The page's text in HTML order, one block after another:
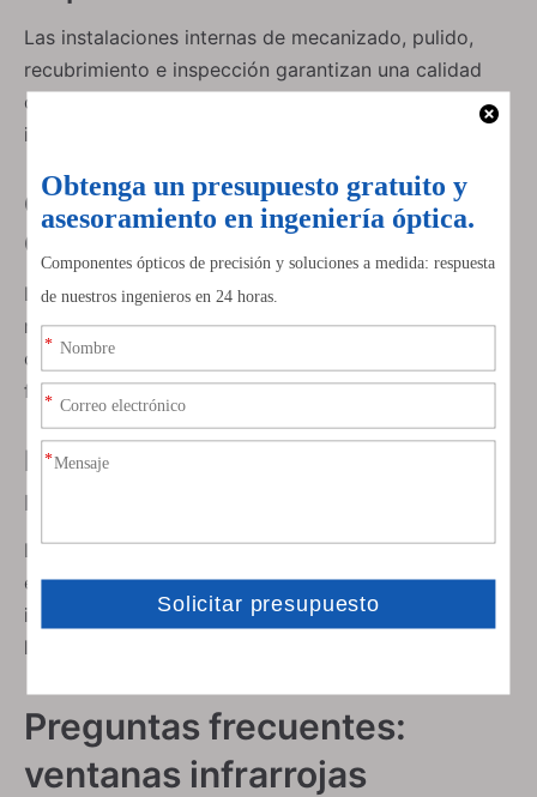
Las instalaciones internas de mecanizado, pulido,
recubrimiento e inspección garantizan una calidad
óptica y mecánica constante para las ventanas
infrarrojas.
Certificación ISO y Garantía de
Calidad
Los sistemas de calidad con certificación ISO
respaldan la trazabilidad, la repetibilidad y el
cumplimiento de los estándares internacionales de
fabricación óptica.
Muro del logotipo del cliente y
reconocimiento de la industria
La cooperación a largo plazo con fabricantes de
equipos originales, contratistas de defensa e
instituciones de investigación a nivel mundial valida
la capacidad técnica y la confiabilidad de la entrega.
Preguntas frecuentes:
ventanas infrarrojas
Ventanas de sílice fundida Ventanas N-BK7